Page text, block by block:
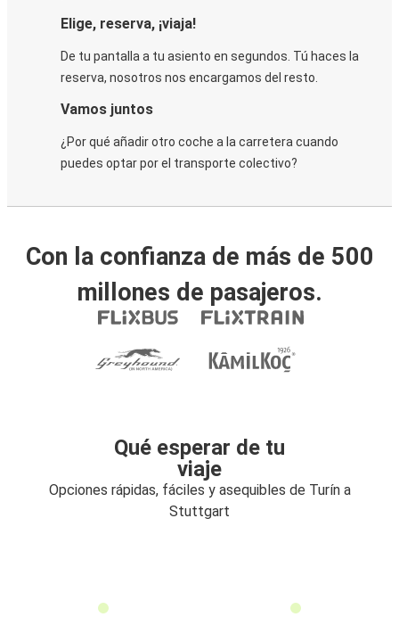
Elige, reserva, ¡viaja!
De tu pantalla a tu asiento en segundos. Tú haces la
reserva, nosotros nos encargamos del resto.
Vamos juntos
¿Por qué añadir otro coche a la carretera cuando
puedes optar por el transporte colectivo?
Con la confianza de más de 500
millones de pasajeros.
Qué esperar de tu
viaje
Opciones rápidas, fáciles y asequibles de Turín a
Stuttgart